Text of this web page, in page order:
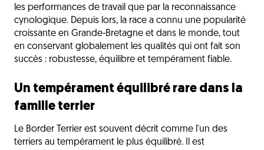
les performances de travail que par la reconnaissance
cynologique. Depuis lors, la race a connu une popularité
croissante en Grande-Bretagne et dans le monde, tout
en conservant globalement les qualités qui ont fait son
succès : robustesse, équilibre et tempérament fiable.
Un tempérament équilibré rare dans la
famille terrier
Le Border Terrier est souvent décrit comme l'un des
terriers au tempérament le plus équilibré. Il est